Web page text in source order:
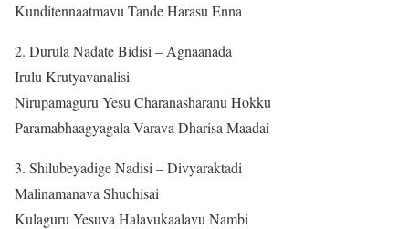
Kunditennaatmavu Tande Harasu Enna
2. Durula Nadate Bidisi – Agnaanada
Irulu Krutyavanalisi
Nirupamaguru Yesu Charanasharanu Hokku
Paramabhaagyagala Varava Dharisa Maadai
3. Shilubeyadige Nadisi – Divyaraktadi
Malinamanava Shuchisai
Kulaguru Yesuva Halavukaalavu Nambi